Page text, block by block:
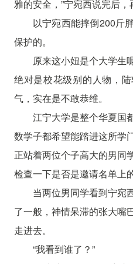
雅的安全，”宁宛西说完后，
以宁宛西能摔倒200斤
保护的。
原来这小妞是个大学生
绝对是校花级别的人物，
气，实在是不敢恭维。
江宁大学是整个华夏国
数学子都希望能踏进这所学
正站着两位个子高大的男同
检查一下是否是邀请名单上
当两位男同学看到宁宛
了一般，神情呆滞的张大嘴
走进去。
“我看到谁了？”